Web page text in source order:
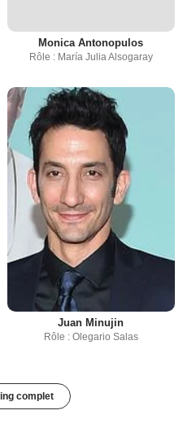
Monica Antonopulos
Rôle : María Julia Alsogaray
Juan Minujin
Rôle : Olegario Salas
complet